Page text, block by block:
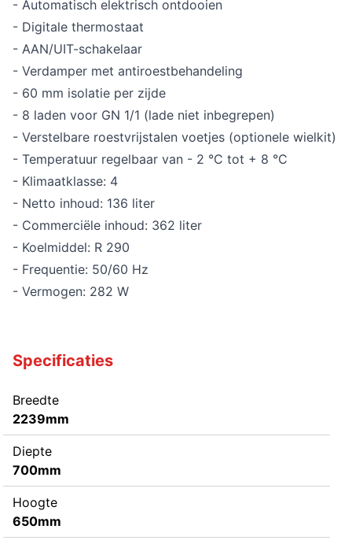
- Automatisch elektrisch ontdooien
- Digitale thermostaat
- AAN/UIT-schakelaar
- Verdamper met antiroestbehandeling
- 60 mm isolatie per zijde
- 8 laden voor GN 1/1 (lade niet inbegrepen)
- Verstelbare roestvrijstalen voetjes (optionele wielkit)
- Temperatuur regelbaar van - 2 °C tot + 8 °C
- Klimaatklasse: 4
- Netto inhoud: 136 liter
- Commerciële inhoud: 362 liter
- Koelmiddel: R 290
- Frequentie: 50/60 Hz
- Vermogen: 282 W
Specificaties
Breedte
2239mm
Diepte
700mm
Hoogte
650mm